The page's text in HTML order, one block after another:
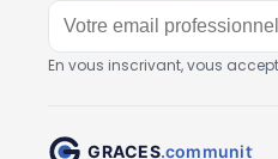
En vous inscrivant, vous